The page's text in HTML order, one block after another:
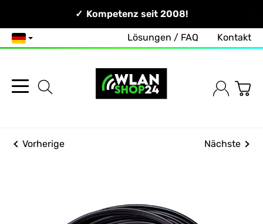
Persönlich & Erreichbar!Kompetenz seit 2008!
Deutsch Lösungen / FAQ Kontakt
Vorherige Nächste